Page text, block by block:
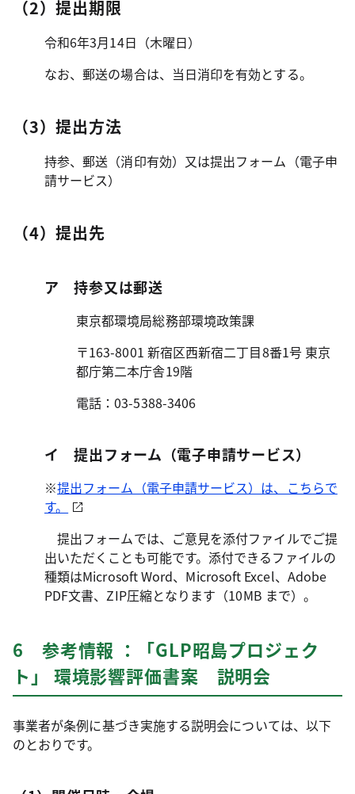
（2）提出期限
令和6年3月14日（木曜日）
なお、郵送の場合は、当日消印を有効とする。
（3）提出方法
持参、郵送（消印有効）又は提出フォーム（電子申
請サービス）
（4）提出先
ア 持参又は郵送
東京都環境局総務部環境政策課
〒163-8001 新宿区西新宿二丁目8番1号 東京
都庁第二本庁舎19階
電話：03-5388-3406
イ 提出フォーム（電子申請サービス）
※提出フォーム（電子申請サービス）は、こちらで
す。
提出フォームでは、ご意見を添付ファイルでご提
出いただくことも可能です。添付できるファイルの
種類はMicrosoft Word、Microsoft Excel、Adobe
PDF文書、ZIP圧縮となります（10MB まで）。
6 参考情報 ：「GLP昭島プロジェク
ト」 環境影響評価書案 説明会
事業者が条例に基づき実施する説明会については、以下
のとおりです。